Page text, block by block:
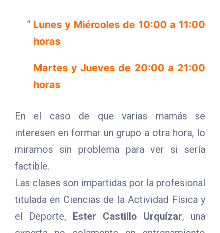
Lunes y Miércoles de 10:00 a 11:00
horas
Martes y Jueves de 20:00 a 21:00
horas
En el caso de que varias mamás se
interesen en formar un grupo a otra hora, lo
miramos sin problema para ver si sería
factible.
Las clases son impartidas por la profesional
titulada en Ciencias de la Actividad Física y
el Deporte, Ester Castillo Urquízar, una